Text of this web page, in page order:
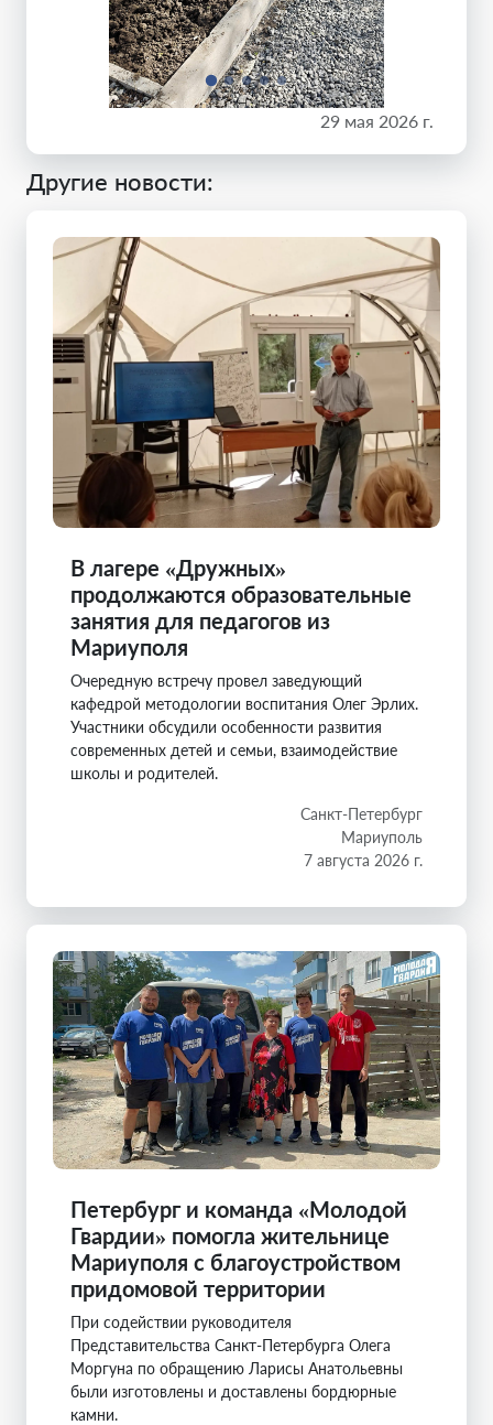
29 мая 2026 г.
Другие новости:
В лагере «Дружных»
продолжаются образовательные
занятия для педагогов из
Мариуполя
Очередную встречу провел заведующий
кафедрой методологии воспитания Олег Эрлих.
Участники обсудили особенности развития
современных детей и семьи, взаимодействие
школы и родителей.
Санкт-Петербург
Мариуполь
7 августа 2026 г.
Петербург и команда «Молодой
Гвардии» помогла жительнице
Мариуполя с благоустройством
придомовой территории
При содействии руководителя
Представительства Санкт-Петербурга Олега
Моргуна по обращению Ларисы Анатольевны
были изготовлены и доставлены бордюрные
камни.